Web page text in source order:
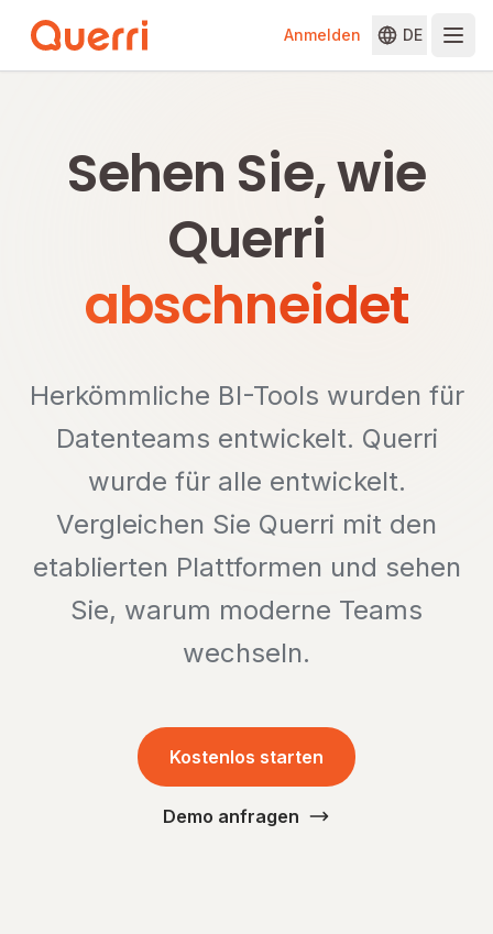
Anmelden DE
Sehen Sie, wie
Querri
abschneidet
Herkömmliche BI-Tools wurden für
Datenteams entwickelt. Querri
wurde für alle entwickelt.
Vergleichen Sie Querri mit den
etablierten Plattformen und sehen
Sie, warum moderne Teams
wechseln.
Kostenlos starten
Demo anfragen